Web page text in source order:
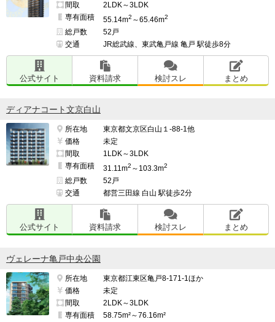
間取
2LDK～3LDK
専有面積
55.14m2 ～65.46m2
総戸数
52戸
交通
JR総武線、東武亀戸線 亀戸 駅徒歩8分
公式サイト 資料請求 検討スレ まとめ
ディアナコート文京白山
所在地
東京都文京区白山１-88-1他
価格
未定
間取
1LDK～3LDK
専有面積
31.11m2 ～103.3m2
総戸数
52戸
交通
都営三田線 白山 駅徒歩2分
公式サイト 資料請求 検討スレ まとめ
ヴェレーナ亀戸中央公園
所在地
東京都江東区亀戸8-171-1ほか
価格
未定
間取
2LDK～3LDK
専有面積
58.75m²～76.16m²